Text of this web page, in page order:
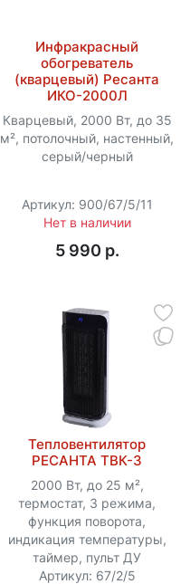
Инфракрасный
обогреватель
(кварцевый) Ресанта
ИКО-2000Л
Кварцевый, 2000 Вт, до 35
м², потолочный, настенный,
серый/черный
Артикул: 900/67/5/11
Нет в наличии
5 990 p.
Тепловентилятор
РЕСАНТА ТВК-3
2000 Вт, до 25 м²,
термостат, 3 режима,
функция поворота,
индикация температуры,
таймер, пульт ДУ
Артикул: 67/2/5